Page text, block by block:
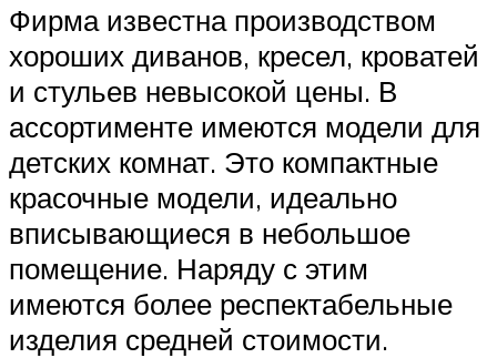
Фирма известна производством
хороших диванов, кресел, кроватей
и стульев невысокой цены. В
ассортименте имеются модели для
детских комнат. Это компактные
красочные модели, идеально
вписывающиеся в небольшое
помещение. Наряду с этим
имеются более респектабельные
изделия средней стоимости.